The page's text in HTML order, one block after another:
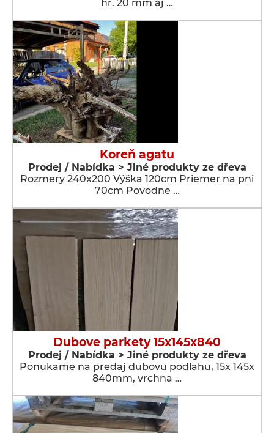
hr. 20 mm aj …
Koreň agatu
Prodej / Nabídka > Jiné produkty ze dřeva
Rozmery 240x200 Výška 120cm Priemer na pni
70cm Povodne …
Dubove parkety 15x145x840
Prodej / Nabídka > Jiné produkty ze dřeva
Ponukame na predaj dubovu podlahu, 15x 145x
840mm, vrchna …